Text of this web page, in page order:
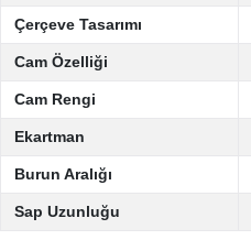
Çerçeve Tasarımı
Cam Özelliği
Cam Rengi
Ekartman
Burun Aralığı
Sap Uzunluğu